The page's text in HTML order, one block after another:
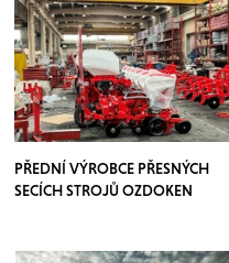
PŘEDNÍ VÝROBCE PŘESNÝCH
SECÍCH STROJŮ OZDOKEN